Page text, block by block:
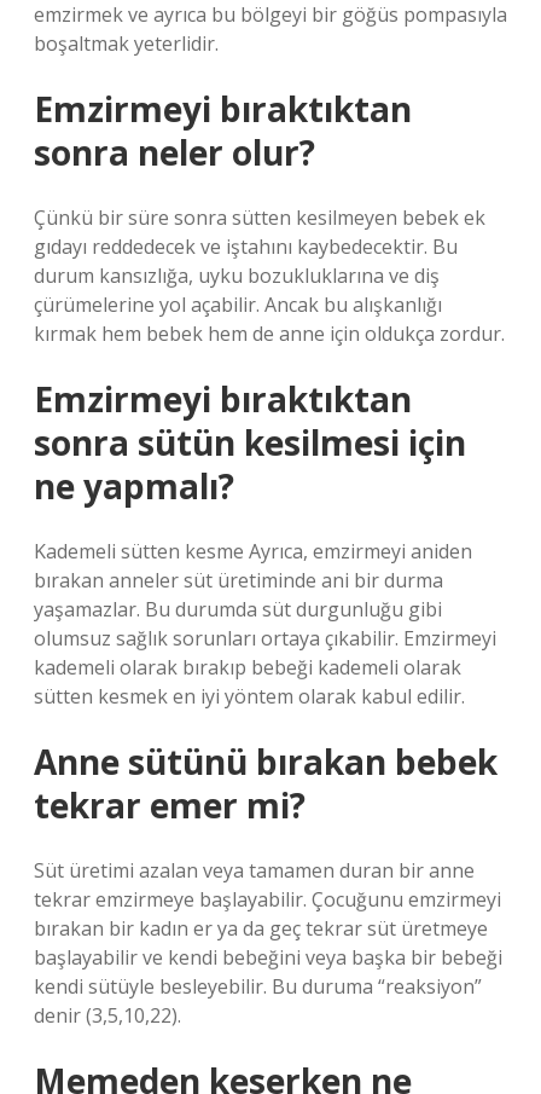
emzirmek ve ayrıca bu bölgeyi bir göğüs pompasıyla
boşaltmak yeterlidir.
Emzirmeyi bıraktıktan
sonra neler olur?
Çünkü bir süre sonra sütten kesilmeyen bebek ek
gıdayı reddedecek ve iştahını kaybedecektir. Bu
durum kansızlığa, uyku bozukluklarına ve diş
çürümelerine yol açabilir. Ancak bu alışkanlığı
kırmak hem bebek hem de anne için oldukça zordur.
Emzirmeyi bıraktıktan
sonra sütün kesilmesi için
ne yapmalı?
Kademeli sütten kesme Ayrıca, emzirmeyi aniden
bırakan anneler süt üretiminde ani bir durma
yaşamazlar. Bu durumda süt durgunluğu gibi
olumsuz sağlık sorunları ortaya çıkabilir. Emzirmeyi
kademeli olarak bırakıp bebeği kademeli olarak
sütten kesmek en iyi yöntem olarak kabul edilir.
Anne sütünü bırakan bebek
tekrar emer mi?
Süt üretimi azalan veya tamamen duran bir anne
tekrar emzirmeye başlayabilir. Çocuğunu emzirmeyi
bırakan bir kadın er ya da geç tekrar süt üretmeye
başlayabilir ve kendi bebeğini veya başka bir bebeği
kendi sütüyle besleyebilir. Bu duruma “reaksiyon”
denir (3,5,10,22).
Memeden keserken ne